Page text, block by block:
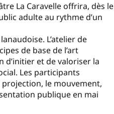
La Caravelle offrira, dès le
adulte au rythme d’un
L’atelier de
de base de l’art
d’initier et de valoriser la
Les participants
le mouvement,
publique en mai